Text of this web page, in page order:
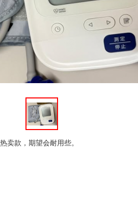
卖款，期望会耐用些。